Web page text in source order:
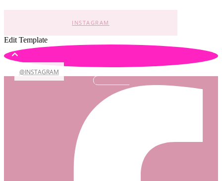
INSTAGRAM
Edit Template
@INSTAGRAM
Facebook-f